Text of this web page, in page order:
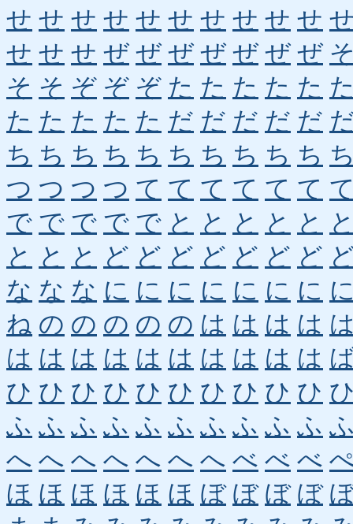
せ せ せ せ せ せ せ せ せ せ
せ せ せ ぜ ぜ ぜ ぜ ぜ ぜ ぜ
そ そ ぞ ぞ ぞ た た た た た
た た た た た だ だ だ だ だ
ち ち ち ち ち ち ち ち ち ち
つ つ つ つ て て て て て て
で で で で で と と と と と
と と と ど ど ど ど ど ど ど
な な な に に に に に に に
ね の の の の の は は は は
は は は は は は は は は は
ひ ひ ひ ひ ひ ひ ひ ひ ひ ひ
ふ ふ ふ ふ ふ ふ ふ ふ ふ ふ
へ へ へ へ へ へ へ べ べ べ
ほ ほ ほ ほ ほ ほ ぼ ぼ ぼ ぼ